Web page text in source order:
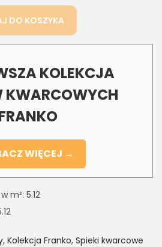
DO KOSZYKA
KOLEKCJA
KWARCOWYCH
WIĘCEJ →
m²: 5.12
, Kolekcja Franko, Spieki kwarcowe